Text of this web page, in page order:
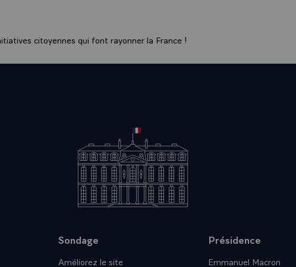
en parle dans quelques instants. Pour l'instant, on s'intéresse à
Pour engager maintenant notre entretien, nous allons évoquer,
aurez observé que le gouvernement a décidé le triplement de la
qui va justement dans ce sens. C'est un pas dans la direction
des chances, mais il y a bien d'autres domaines où les enfants ne
On doit rétablir cette égalité.
Alors, lorsque ces enfants ne sont pas égaux, comme vous dites,
une nécessité d'adapter l'enseignement ? On a des classes
des difficultés.
Surtout dans les quartiers difficiles.. Mais, un effort est fait, là
savez qu'il y aura une baisse du nombre des élèves cette
citoyennes qui font rayonner la France !
Sondage
Améliorez le site
Présidence
Emmanuel Macron